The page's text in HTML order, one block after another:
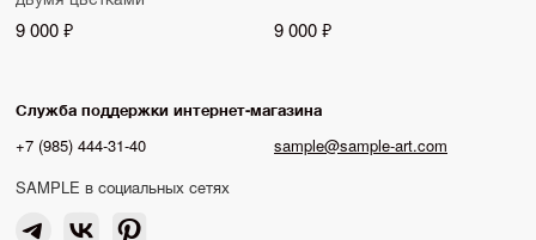
9 000 ₽ 9 000 ₽
Служба поддержки интернет-магазина
+7 (985) 444-31-40
sample@sample-art.com
SAMPLE в социальных сетях